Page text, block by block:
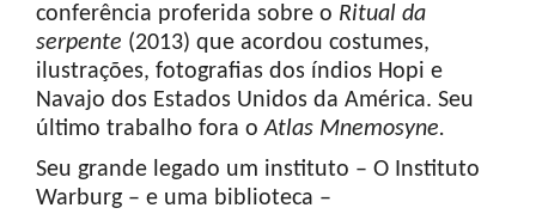
conferência proferida sobre o Ritual da
serpente (2013) que acordou costumes,
ilustrações, fotografias dos índios Hopi e
Navajo dos Estados Unidos da América. Seu
último trabalho fora oAtlas Mnemosyne.
Seu grande legado um instituto – O Instituto
Warburg – e uma biblioteca –